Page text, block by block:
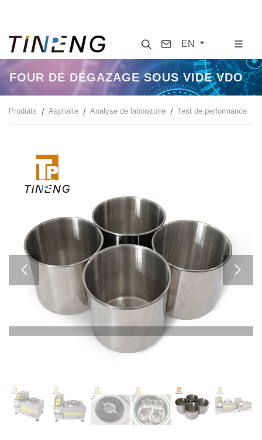
SearchContact
EN
FOUR DE DÉGAZAGE SOUS VIDE VDO
Produits Asphalte Analyse de laboratoire Test de performance